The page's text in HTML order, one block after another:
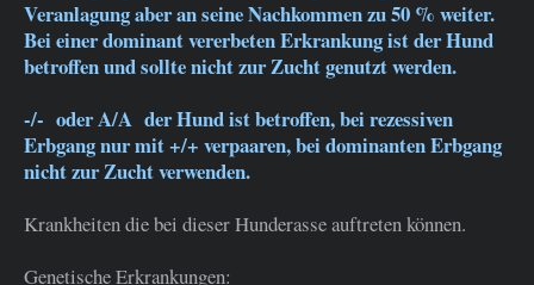
Veranlagung aber an seine Nachkommen zu 50 % weiter.
Bei einer dominant vererbeten Erkrankung ist der Hund
betroffen und sollte nicht zur Zucht genutzt werden.
-/- oder A/A der Hund ist betroffen, bei rezessiven
Erbgang nur mit +/+ verpaaren, bei dominanten Erbgang
nicht zur Zucht verwenden.
Krankheiten die bei dieser Hunderasse auftreten können.
Genetische Erkrankungen: